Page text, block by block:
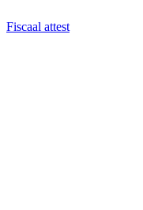
Fiscaal attest